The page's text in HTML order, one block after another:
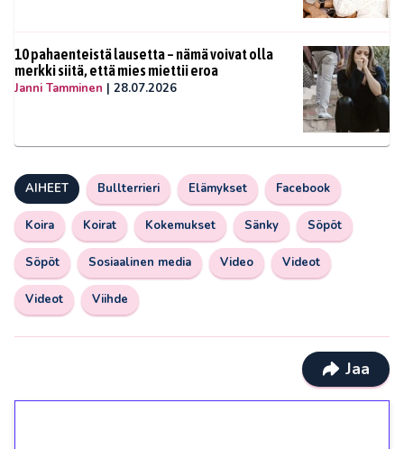
10 pahaenteistä lausetta – nämä voivat olla
merkki siitä, että mies miettii eroa
Janni Tamminen | 28.07.2026
AIHEET Bullterrieri Elämykset Facebook
Koira Koirat Kokemukset Sänky Söpöt
Söpöt Sosiaalinen media Video Videot
Videot Viihde
Jaa